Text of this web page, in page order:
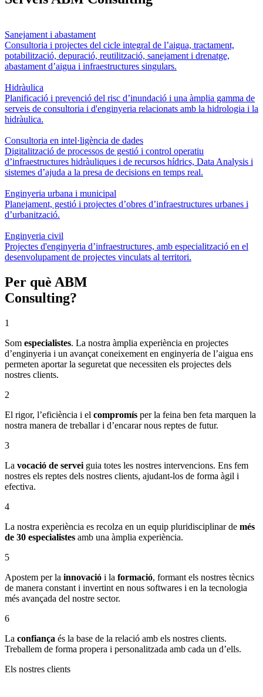
Sanejament i abastament
Consultoria i projectes del cicle integral de l’aigua, tractament,
potabilització, depuració, reutilització, sanejament i drenatge,
abastament d’aigua i infraestructures singulars.
Hidràulica
Planificació i prevenció del risc d’inundació i una àmplia gamma de
serveis de consultoria i d'enginyeria relacionats amb la hidrologia i la
hidràulica.
Consultoria en intel·ligència de dades
Digitalització de processos de gestió i control operatiu
d’infraestructures hidràuliques i de recursos hídrics, Data Analysis i
sistemes d’ajuda a la presa de decisions en temps real.
Enginyeria urbana i municipal
Planejament, gestió i projectes d’obres d’infraestructures urbanes i
d’urbanització.
Enginyeria civil
Projectes d'enginyeria d’infraestructures, amb especialització en el
desenvolupament de projectes vinculats al territori.
Per què ABM
Consulting?
1
Som especialistes. La nostra àmplia experiència en projectes
d’enginyeria i un avançat coneixement en enginyeria de l’aigua ens
permeten aportar la seguretat que necessiten els projectes dels
nostres clients.
2
El rigor, l’eficiència i el compromís per la feina ben feta marquen la
nostra manera de treballar i d’encarar nous reptes de futur.
3
La vocació de servei guia totes les nostres intervencions. Ens fem
nostres els reptes dels nostres clients, ajudant-los de forma àgil i
efectiva.
4
La nostra experiència es recolza en un equip pluridisciplinar de més
de 30 especialistes amb una àmplia experiència.
5
Apostem per la innovació i la formació, formant els nostres tècnics
de manera constant i invertint en nous softwares i en la tecnologia
més avançada del nostre sector.
6
La confiança és la base de la relació amb els nostres clients.
Treballem de forma propera i personalitzada amb cada un d’ells.
Els nostres clients